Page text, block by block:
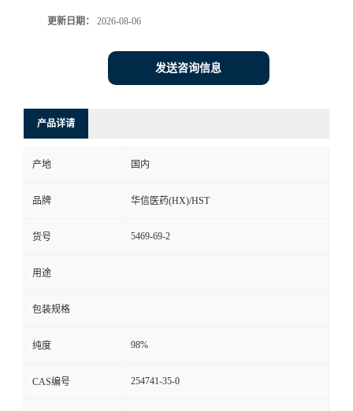
方
更新日期： 2026-08-06
发送咨询信息
产品详请
产地 国内
品牌 华信医药(HX)/HST
货号 5469-69-2
用途
包装规格
纯度 98%
CAS编号 254741-35-0